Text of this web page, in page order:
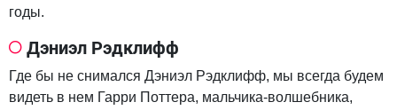
годы.
Дэниэл Рэдклифф
Где бы не снимался Дэниэл Рэдклифф, мы всегда будем
видеть в нем Гарри Поттера, мальчика-волшебника,